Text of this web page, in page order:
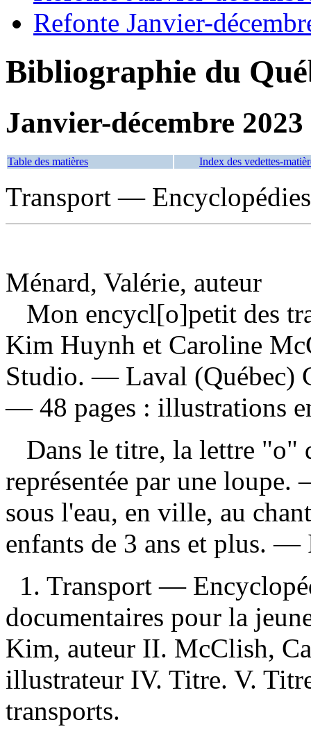
Refonte Janvier-
Bibliographie du
Janvier-décembre 2023
Table des matières Index des vedettes-
Transport —
Ménard, Valérie, auteur
Mon encycl[o]petit des
Kim Huynh et Caroline
Studio. — Laval (Québec)
— 48 pages : illustrations
Dans le titre, la lettre "o"
représentée par une
sous l'eau, en ville, au
enfants de 3 ans et plus. —
1. Transport —
documentaires pour la
Kim, auteur II. McClish,
illustrateur IV. Titre. V.
transports.